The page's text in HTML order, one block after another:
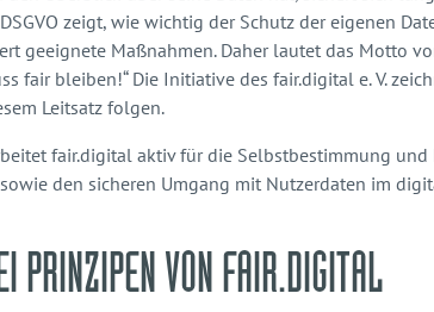
zeigt, wie wichtig der Schutz der eigenen
geeignete Maßnahmen. Daher lautet das Motto
fair bleiben!“ Die Initiative des fair.digital e. V.
Leitsatz folgen.
fair.digital aktiv für die Selbstbestimmung und
den sicheren Umgang mit Nutzerdaten im
PRINZIPEN VON FAIR.DIGITAL